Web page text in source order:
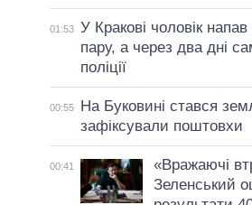
01:53 У Кракові чоловік напав
пару, а через два дні
поліції
00:55
На Буковині стався
зафіксували поштовхи
00:41
«Вражаючі
Зеленський